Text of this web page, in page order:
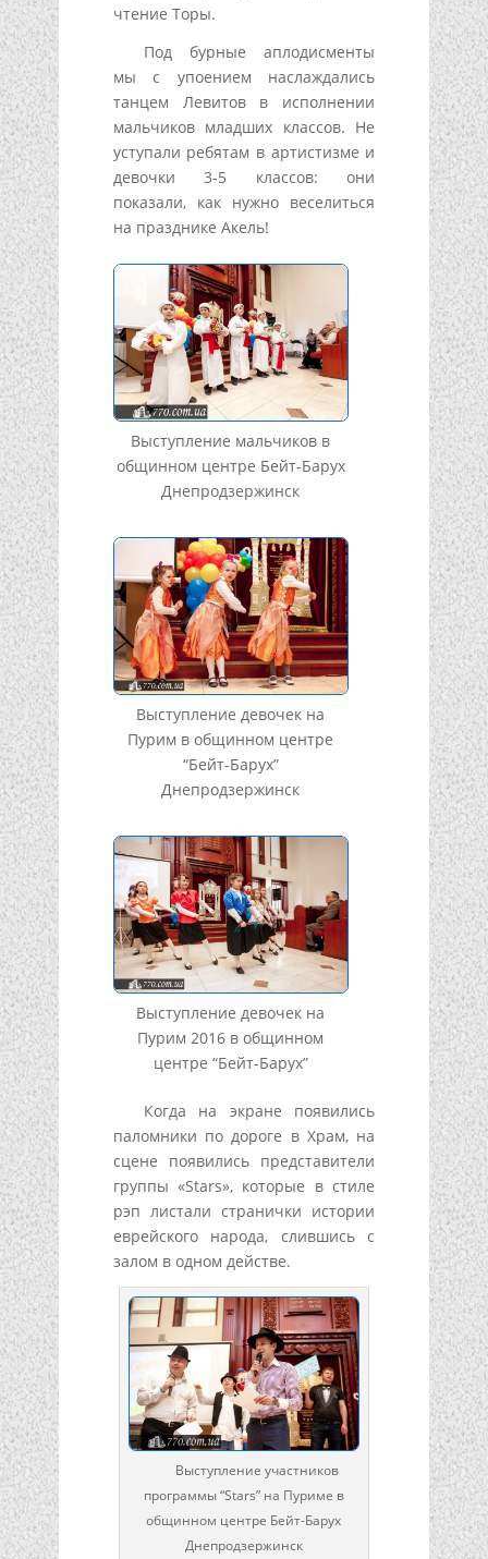
чтение Торы.
Под бурные аплодисменты
мы с упоением наслаждались
танцем Левитов в исполнении
мальчиков младших классов. Не
уступали ребятам в артистизме и
девочки 3-5 классов: они
показали, как нужно веселиться
на празднике Акель!
Выступление мальчиков в
общинном центре Бейт-Барух
Днепродзержинск
Выступление девочек на
Пурим в общинном центре
“Бейт-Барух”
Днепродзержинск
Выступление девочек на
Пурим 2016 в общинном
центре “Бейт-Барух”
Когда на экране появились
паломники по дороге в Храм, на
сцене появились представители
группы «Stars», которые в стиле
рэп листали странички истории
еврейского народа, слившись с
залом в одном действе.
Выступление участников
программы “Stars” на Пуриме в
общинном центре Бейт-Барух
Днепродзержинск